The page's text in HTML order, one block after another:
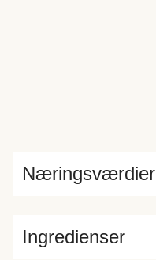
Ingredienser
Næringsværdier